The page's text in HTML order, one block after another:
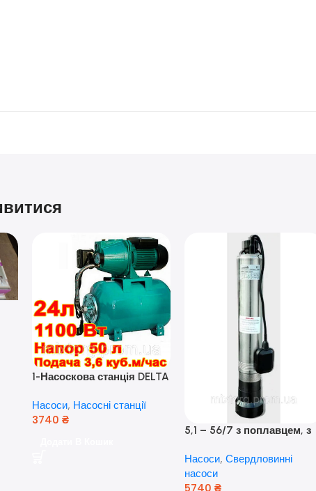
1-Насоскова станція DELTA
кВт) ( Польща)
Насоси, Насосні станції
3740 ₴
5,1 – 56/7 з поплавцем, з
(оригінал Польща)
Насоси, Свердловинні
насоси
5740 ₴